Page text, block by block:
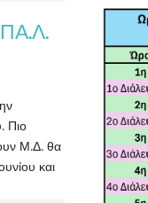
Πιο
Μ.Δ. θα
και